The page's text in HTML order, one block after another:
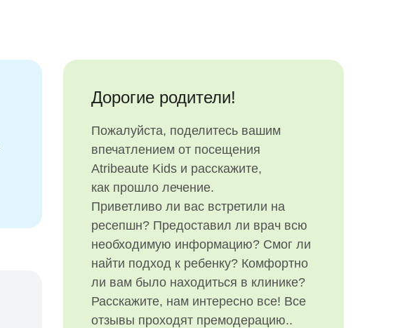
Дорогие родители!
Пожалуйста, поделитесь вашим
впечатлением от посещения
Atribeaute Kids и расскажите,
как прошло лечение.
Приветливо ли вас встретили на
ресепшн? Предоставил ли врач всю
необходимую информацию? Смог ли
найти подход к ребенку? Комфортно
ли вам было находиться в клинике?
Расскажите, нам интересно все! Все
отзывы проходят премодерацию..